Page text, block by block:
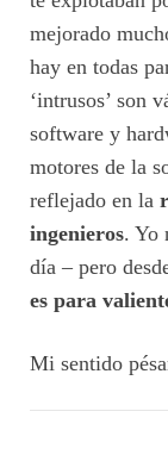
mejorado
hay en todas
‘intrusos’ son
software y
motores de la
reflejado en la
ingenieros. Yo
día – pero
es para
Mi sentido